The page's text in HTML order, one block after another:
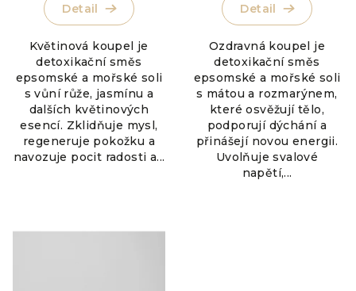
Detail
Květinová koupel je
detoxikační směs
epsomské a mořské soli
s vůní růže, jasmínu a
dalších květinových
esencí. Zklidňuje mysl,
regeneruje pokožku a
navozuje pocit radosti a...
Detail
Ozdravná koupel je
detoxikační směs
epsomské a mořské soli
s mátou a rozmarýnem,
které osvěžují tělo,
podporují dýchání a
přinášejí novou energii.
Uvolňuje svalové
napětí,...